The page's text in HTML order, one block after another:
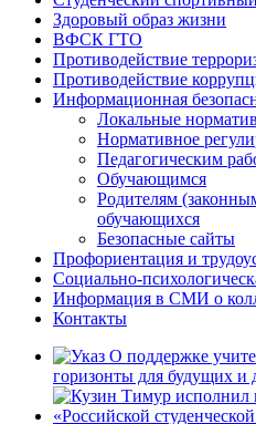
Здоровый образ жизни
ВФСК ГТО
Противодействие
Противодействие
Информационная
Локальные
Нормативное
Педагогическим
Обучающимся
Родителям
обучающихся
Безопасные сайты
Профориентация и
Социально-
Информация в СМИ о
Контакты
горизонты для будущих и